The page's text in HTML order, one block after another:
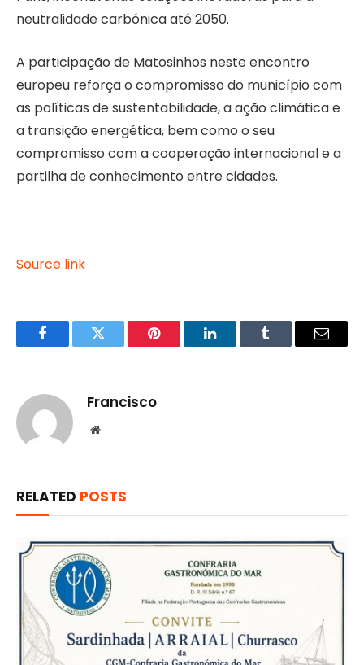
neutralidade carbónica até 2050.
A participação de Matosinhos neste encontro
europeu reforça o compromisso do município com
as políticas de sustentabilidade, a ação climática e
a transição energética, bem como o seu
compromisso com a cooperação internacional e a
partilha de conhecimento entre cidades.
Source link
FacebookTwitter Pinterest LinkedInTumblr Email
Francisco
Website
RELATED POSTS